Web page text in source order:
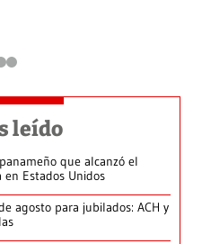
leído
que alcanzó el
Estados Unidos
agosto para jubilados: ACH y